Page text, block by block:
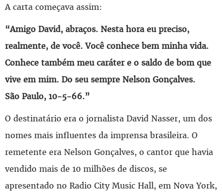
A carta começava assim:
“Amigo David, abraços. Nesta hora eu preciso,
realmente, de você. Você conhece bem minha vida.
Conhece também meu caráter e o saldo de bom que
vive em mim. Do seu sempre Nelson Gonçalves.
São Paulo, 10-5-66.”
O destinatário era o jornalista David Nasser, um dos
nomes mais influentes da imprensa brasileira. O
remetente era Nelson Gonçalves, o cantor que havia
vendido mais de 10 milhões de discos, se
apresentado no Radio City Music Hall, em Nova York,